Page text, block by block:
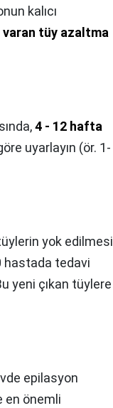
kalıcı
varan tüy azaltma
4 - 12 hafta
uyarlayın (ör. 1-
yok edilmesi
hastada tedavi
yeni çıkan tüylere
epilasyon
en önemli